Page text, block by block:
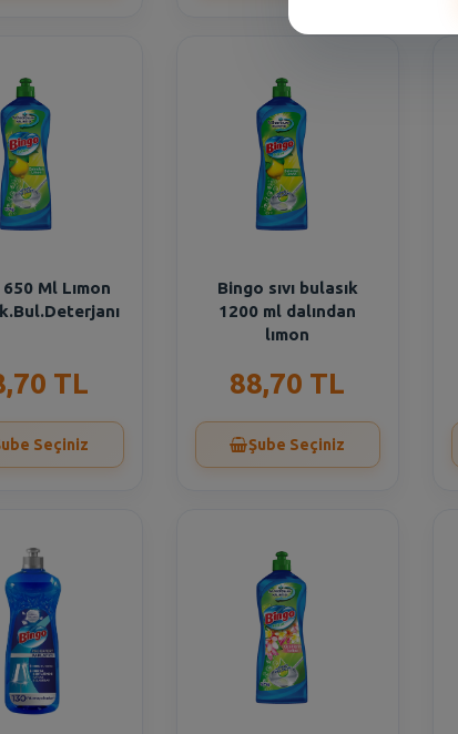
650 Ml Lımon
TL
Seçiniz
Bingo sıvı bulasık
1200 ml dalından
lımon
88,70 TL
Şube Seçiniz